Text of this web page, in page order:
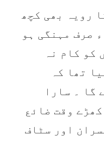
رویہ بھی کچھ
صرف مہنگی ہو
کو کام نہ
تھا کہ
گا ۔ سارا
وقت ضائع
اور سٹاف